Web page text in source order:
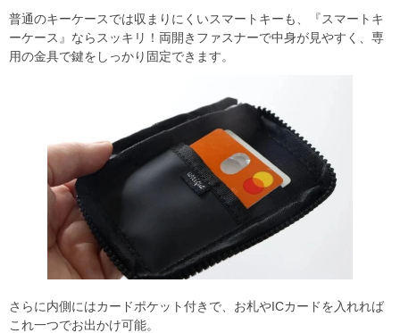
普通のキーケースでは収まりにくいスマートキーも、『スマートキ
ーケース』ならスッキリ！両開きファスナーで中身が見やすく、専
用の金具で鍵をしっかり固定できます。
さらに内側にはカードポケット付きで、お札やICカードを入れれば
これ一つでお出かけ可能。